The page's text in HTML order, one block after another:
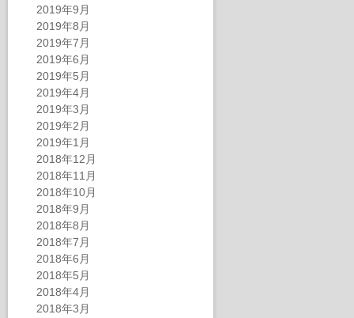
2019年9月
2019年8月
2019年7月
2019年6月
2019年5月
2019年4月
2019年3月
2019年2月
2019年1月
2018年12月
2018年11月
2018年10月
2018年9月
2018年8月
2018年7月
2018年6月
2018年5月
2018年4月
2018年3月